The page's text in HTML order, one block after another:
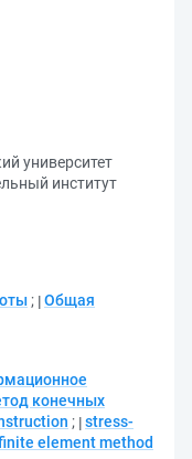
университет
институт
; Общая
конечных
; stress-
element method